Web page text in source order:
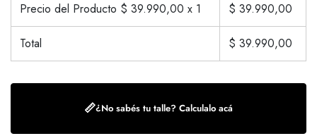
Precio del Producto $ 39.990,00 x 1 $ 39.990,00
Total $ 39.990,00
📏¿No sabés tu talle? Calculalo acá